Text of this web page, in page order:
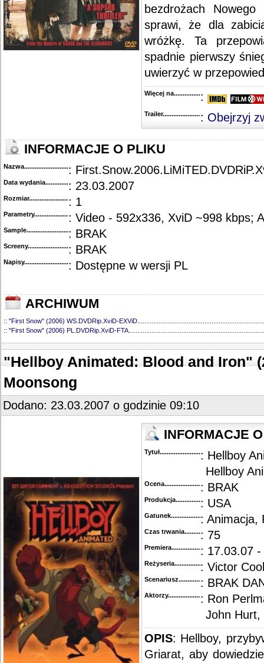
bezdrożach
sprawi, że dla
wróżkę. Ta
spadnie pierwszy
uwierzyć w
Więcej na........................................
:
Trailer...........................................
: Obejrzyj
INFORMACJE O PLIKU
Nazwa.............................................
:
Data wydania......................................
: 23.03.2007
Rozmiar...........................................
: 1
Parametry.........................................: Video - 592x336, XviD ~998 kbps;
Sample............................................
: BRAK
Screeny...........................................
: BRAK
Napisy............................................: Dostępne w wersji PL
ARCHIWUM
:: "First Snow" (2006) WS.DVDRip.XviD-EXViD
:: "First Snow" (2006) PL.DVDRip.XviD-FTA
"Hellboy Animated: Blood and Iron"
Moonsong
Dodano: 23.03.2007 o godzinie 09:10
INFORMACJE
Tytuł............................................
: Hellboy
Hellboy
Ocena.............................................
: BRAK
Produkcja.........................................
: USA
Gatunek...........................................
: Animacja,
Czas trwania......................................
: 75
Premiera..........................................
: 17.03.07
Reżyseria........................................
: Victor
Scenariusz........................................
: BRAK
Aktorzy...........................................
: Ron
John Hurt,
OPIS: Hellboy,
Griarat, aby